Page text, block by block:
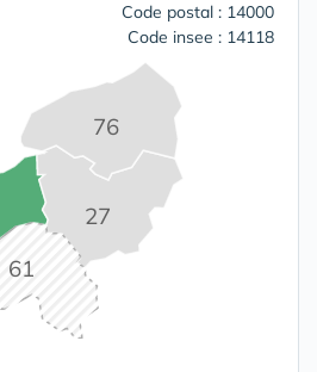
Code postal : 14000
Code insee : 14118
27
61
76